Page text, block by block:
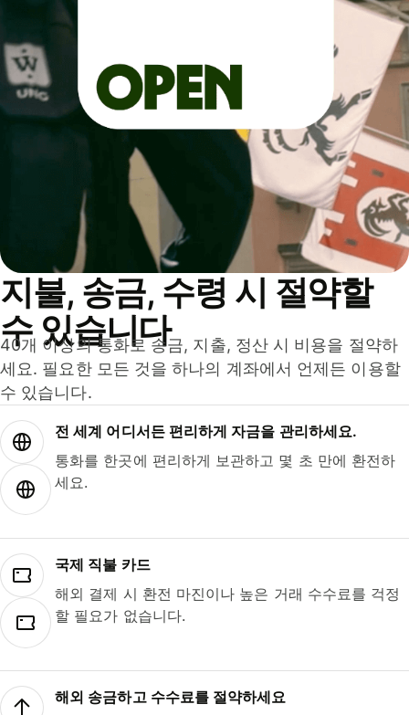
지불, 송금, 수령 시 절약할
수 있습니다
40개 이상의 통화로 송금, 지출, 정산 시 비용을 절약하
세요. 필요한 모든 것을 하나의 계좌에서 언제든 이용할
수 있습니다.
전 세계 어디서든 편리하게 자금을 관리하세요.
통화를 한곳에 편리하게 보관하고 몇 초 만에 환전하
세요.
국제 직불 카드
해외 결제 시 환전 마진이나 높은 거래 수수료를 걱정
할 필요가 없습니다.
해외 송금하고 수수료를 절약하세요